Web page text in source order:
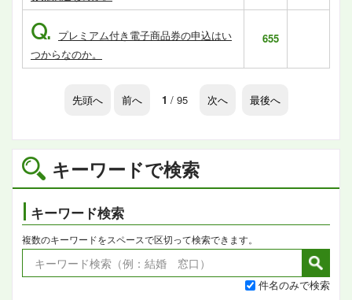
キーワードで検索
キーワード検索
複数のキーワードをスペースで区切って検索できます。
件名のみで検索
Q. プレミアム付き電子商品券の申込はい
つからなのか。
655
先頭へ 前へ 1 / 95 次へ 最後へ